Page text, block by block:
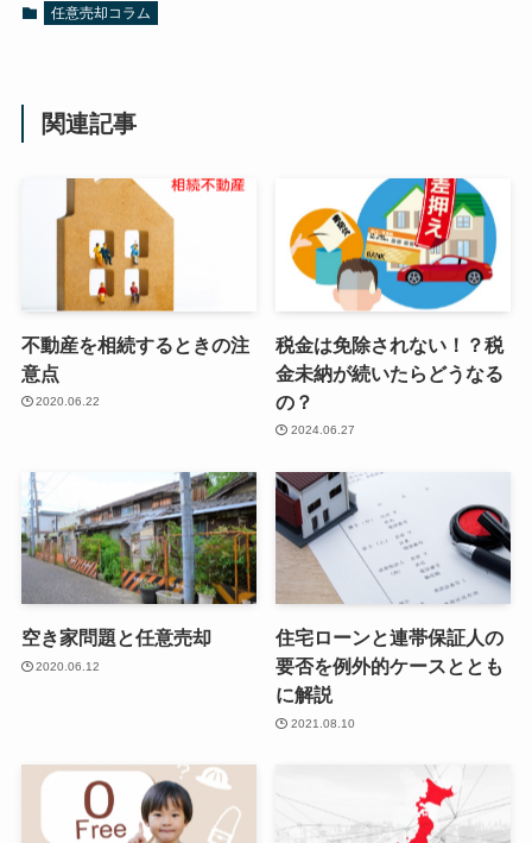
任意売却コラム
関連記事
不動産を相続するときの注
意点
2020.06.22
税金は免除されない！？税
金未納が続いたらどうなる
の？
2024.06.27
空き家問題と任意売却
2020.06.12
住宅ローンと連帯保証人の
要否を例外的ケースととも
に解説
2021.08.10